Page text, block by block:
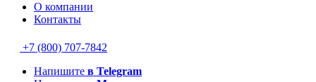
О компании
Контакты
+7 (800) 707-7842
Напишите в Telegram